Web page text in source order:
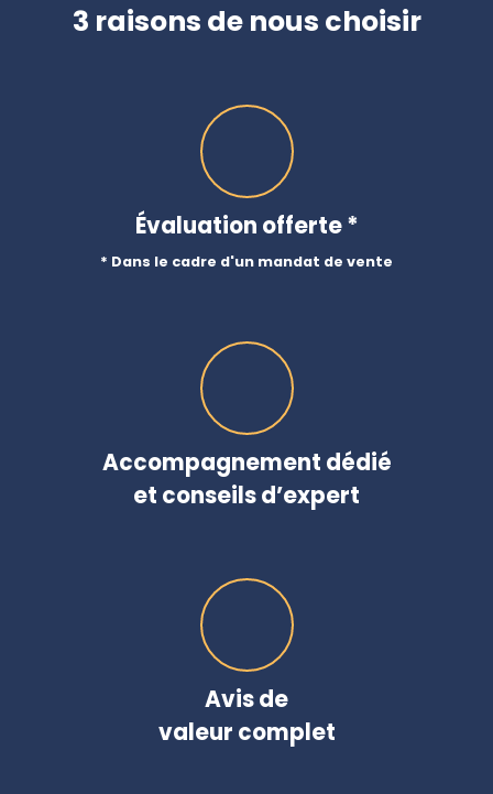
3 raisons de nous choisir
Évaluation offerte *
* Dans le cadre d'un mandat de vente
Accompagnement dédié
et conseils d’expert
Avis de
valeur complet